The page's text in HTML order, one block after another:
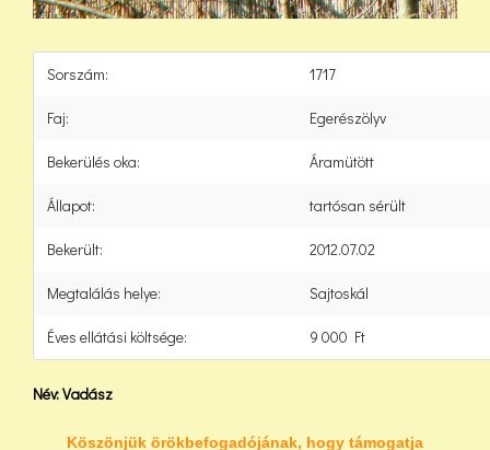
Sorszám: 1717
Faj: Egerészölyv
Bekerülés oka: Áramütött
Állapot: tartósan sérült
Bekerült: 2012.07.02
Megtalálás helye: Sajtoskál
Éves ellátási költsége: 9 000 Ft
Név:Vadász
Köszönjük örökbefogadójának, hogy támogatja